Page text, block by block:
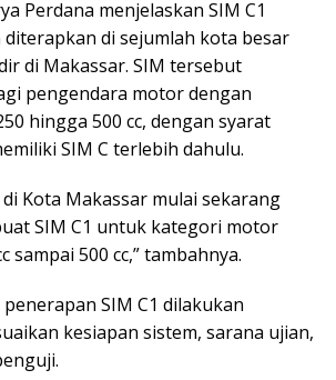
Perdana menjelaskan SIM C1
di sejumlah kota besar
di Makassar. SIM tersebut
pengendara motor dengan
hingga 500 cc, dengan syarat
SIM C terlebih dahulu.
di Kota Makassar mulai sekarang
SIM C1 untuk kategori motor
sampai 500 cc,” tambahnya.
SIM C1 dilakukan
kesiapan sistem, sarana ujian,